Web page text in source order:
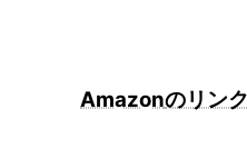
Amazonのリン